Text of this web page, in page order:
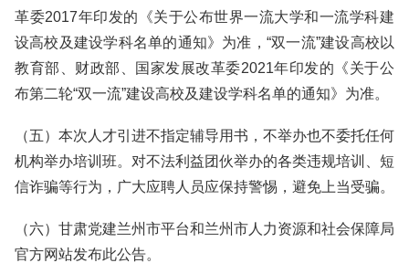
革委2017年印发的《关于公布世界一流大学和一流学科建
设高校及建设学科名单的通知》为准，“双一流”建设高校以
教育部、财政部、国家发展改革委2021年印发的《关于公
布第二轮“双一流”建设高校及建设学科名单的通知》为准。
（五）本次人才引进不指定辅导用书，不举办也不委托任何
机构举办培训班。对不法利益团伙举办的各类违规培训、短
信诈骗等行为，广大应聘人员应保持警惕，避免上当受骗。
（六）甘肃党建兰州市平台和兰州市人力资源和社会保障局
官方网站发布此公告。